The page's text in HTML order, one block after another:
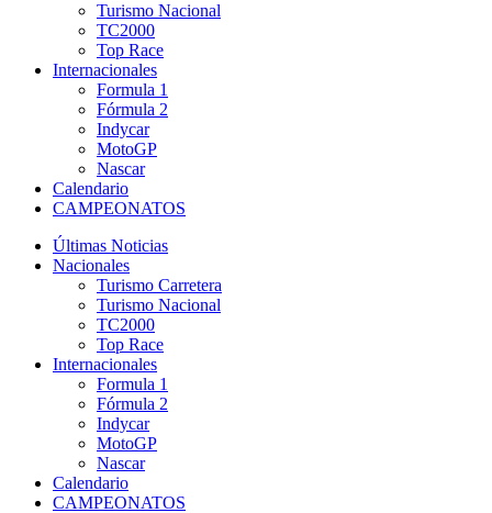
Turismo Nacional
TC2000
Top Race
Internacionales
Formula 1
Fórmula 2
Indycar
MotoGP
Nascar
Calendario
CAMPEONATOS
Últimas Noticias
Nacionales
Turismo Carretera
Turismo Nacional
TC2000
Top Race
Internacionales
Formula 1
Fórmula 2
Indycar
MotoGP
Nascar
Calendario
CAMPEONATOS